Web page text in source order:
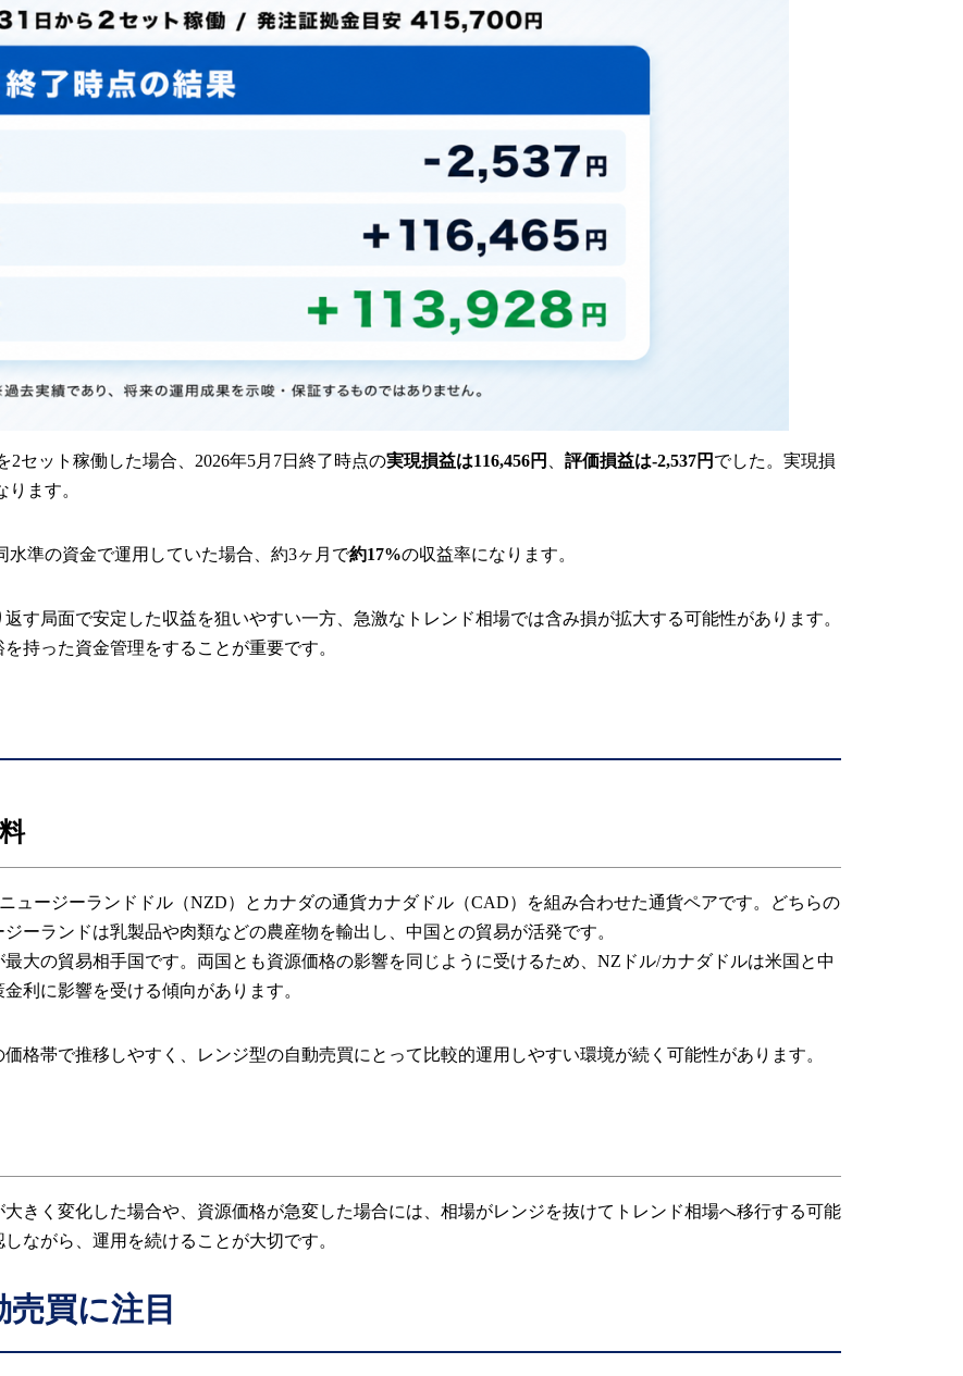
2セット稼働した場合、2026年5月7日終了時点の実現損益は116,456円 評価損益は-2,537円 でした。実現損
ります。
水準の資金で運用していた場合、約3ヶ月で約17%の収益率になります。
す局面で安定した収益を狙いやすい一方、急激なトレンド相場では含み損が拡大する可能性があります。
持った資金管理をすることが重要です。
ュージーランドドル（NZD）とカナダの通貨カナダドル（CAD）を組み合わせた通貨ペアです。どちらの
ーランドは乳製品や肉類などの農産物を輸出し、中国との貿易が活発です。
大の貿易相手国です。両国とも資源価格の影響を同じように受けるため、NZドル/カナダドルは米国と中
利に影響を受ける傾向があります。
格帯で推移しやすく、レンジ型の自動売買にとって比較的運用しやすい環境が続く可能性があります。
きく変化した場合や、資源価格が急変した場合には、相場がレンジを抜けてトレンド相場へ移行する可能
ながら、運用を続けることが大切です。
買に注目